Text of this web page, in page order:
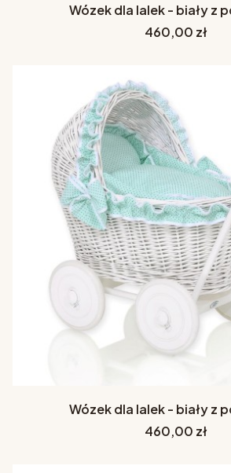
Wózek dla lalek - biały z
Cena
460,00 zł
Wózek dla lalek - biały z
Cena
460,00 zł